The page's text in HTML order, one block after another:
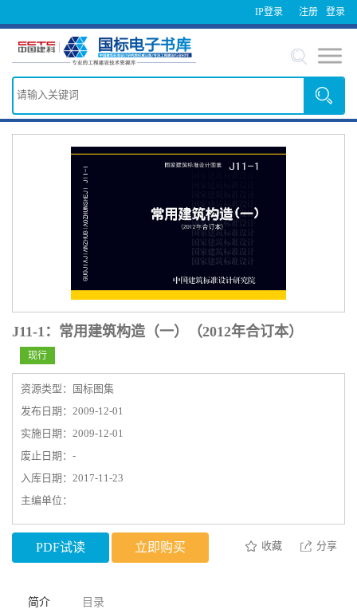
IP登录 登录
注册
J11-1：常用建筑构造（一）（2012年合订本）
现行
资源类型：国标图集
发布日期：2009-12-01
实施日期：2009-12-01
废止日期：-
入库日期：2017-11-23
主编单位：
PDF试读 立即购买 收藏 分享
简介 目录